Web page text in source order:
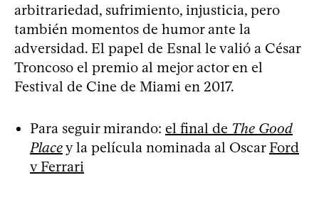
arbitrariedad, sufrimiento, injusticia, pero
también momentos de humor ante la
adversidad. El papel de Esnal le valió a César
Troncoso el premio al mejor actor en el
Festival de Cine de Miami en 2017.
Para seguir mirando: el final de The Good
Placey la película nominada al OscarFord
v Ferrari